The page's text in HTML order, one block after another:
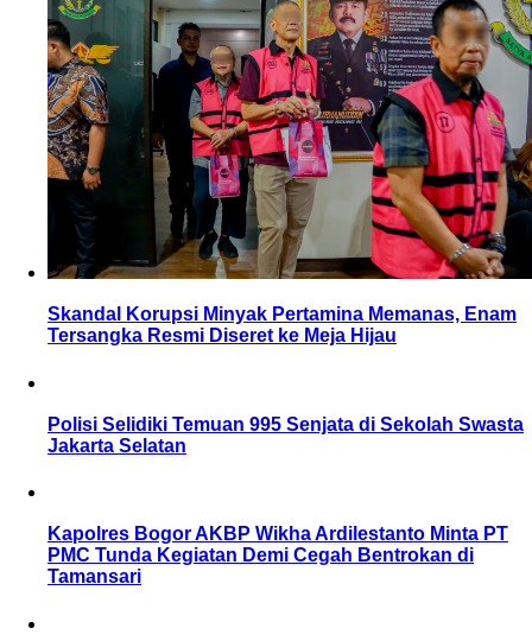
Skandal Korupsi Minyak Pertamina Memanas, Enam
Tersangka Resmi Diseret ke Meja Hijau
Polisi Selidiki Temuan 995 Senjata di Sekolah Swasta
Jakarta Selatan
Kapolres Bogor AKBP Wikha Ardilestanto Minta PT
PMC Tunda Kegiatan Demi Cegah Bentrokan di
Tamansari